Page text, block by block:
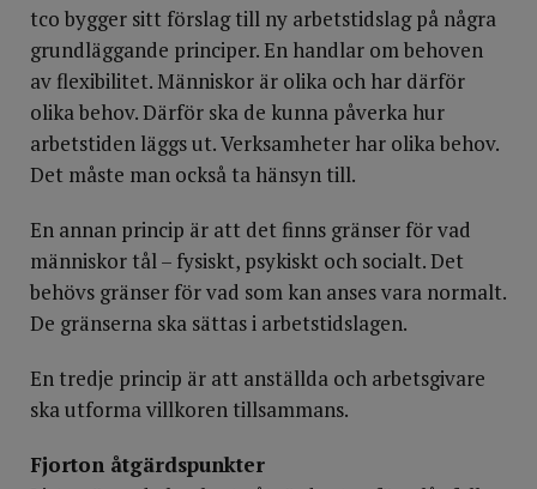
tco bygger sitt förslag till ny arbetstidslag på några
grundläggande principer. En handlar om behoven
av flexibilitet. Människor är olika och har därför
olika behov. Därför ska de kunna påverka hur
arbetstiden läggs ut. Verksamheter har olika behov.
Det måste man också ta hänsyn till.
En annan princip är att det finns gränser för vad
människor tål – fysiskt, psykiskt och socialt. Det
behövs gränser för vad som kan anses vara normalt.
De gränserna ska sättas i arbetstidslagen.
En tredje princip är att anställda och arbetsgivare
ska utforma villkoren tillsammans.
Fjorton åtgärdspunkter